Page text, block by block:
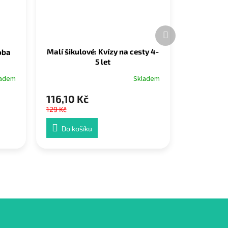
Malí šikulové: Kvízy na cesty 4-
5 let
Skladem
116,10 Kč
129 Kč
Do košíku
Další
produkt